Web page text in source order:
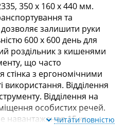
350 х 160 х 440 мм.
та
дозволяє залишити руки
600 х 600 день для
роздільник з кишенями
що часто
стінка з ергономічними
використання. Відділення
Відділення на
особистих речей.
навантаження 15 кг.
Читати повністю